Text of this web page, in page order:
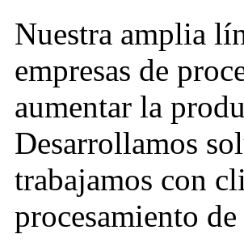
Nuestra amplia
empresas de
aumentar la
Desarrollamos
trabajamos con
procesamiento